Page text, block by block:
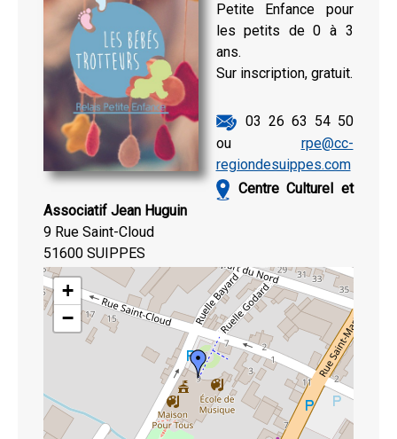
Petite Enfance pour
les petits de 0 à 3
ans.
Sur inscription, gratuit.
03 26 63 54 50
ou rpe@cc-
regiondesuippes.com
Centre Culturel et
Associatif Jean Huguin
9 Rue Saint-Cloud
51600 SUIPPES
+
−